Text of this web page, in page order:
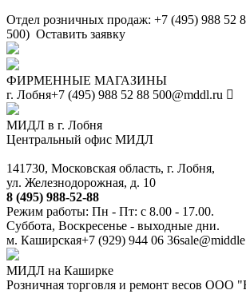
Отдел розничных продаж: +7 (495) 988 52
500) Оставить заявку
ФИРМЕННЫЕ МАГАЗИНЫ
г. Лобня+7 (495) 988 52 88 500@mddl.ru
МИДЛ в г. Лобня
Центральный офис МИДЛ
141730, Московская область, г. Лобня,
ул. Железнодорожная, д. 10
8 (495) 988-52-88
Режим работы: Пн - Пт: с 8.00 - 17.00.
Суббота, Воскресенье - выходные дни.
м. Каширская+7 (929) 944 06 36
МИДЛ на Каширке
Розничная торговля и ремонт весов ООО